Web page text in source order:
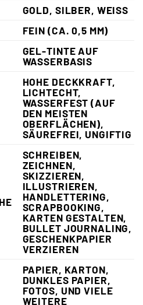
GOLD, SILBER, WEISS
FEIN (CA. 0,5 MM)
GEL-TINTE AUF
WASSERBASIS
HOHE DECKKRAFT,
LICHTECHT,
WASSERFEST (AUF
DEN MEISTEN
OBERFLÄCHEN),
SÄUREFREI, UNGIFTIG
SCHREIBEN,
ZEICHNEN,
SKIZZIEREN,
ILLUSTRIEREN,
HANDLETTERING,
SCRAPBOOKING,
KARTEN GESTALTEN,
BULLET JOURNALING,
GESCHENKPAPIER
VERZIEREN
PAPIER, KARTON,
DUNKLES PAPIER,
FOTOS, UND VIELE
WEITERE